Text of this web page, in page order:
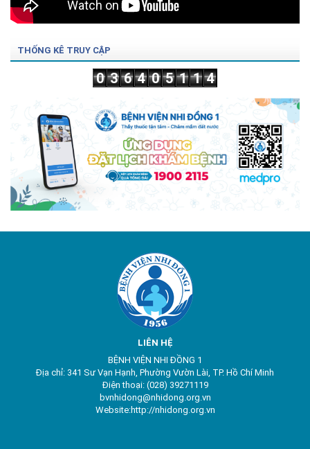
THỐNG KÊ TRUY CẬP
0 3 6 4 0 5 1 1 4
LIÊN HỆ
BỆNH VIỆN NHI ĐỒNG 1
Địa chỉ: 341 Sư Vạn Hạnh, Phường Vườn Lài, TP. Hồ Chí Minh
Điện thoại: (028) 39271119
bvnhidong@nhidong.org.vn
Website:http://nhidong.org.vn